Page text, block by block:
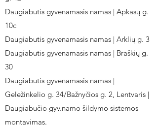
Daugiabutis gyvenamasis namas | Apkasų g.
10c
Daugiabutis gyvenamasis namas | Arklių g. 3
Daugiabutis gyvenamasis namas | Braškių g.
30
Daugiabutis gyvenamasis namas |
Geležinkelio g. 34/Bažnyčios g. 2, Lentvaris |
Daugiabučio gyv.namo šildymo sistemos
montavimas.